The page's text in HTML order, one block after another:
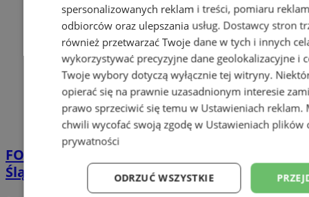
FOTO
Tłumy przed Areną Zabrze. Za nami
Śląska Scena Letnia z gwiazdami rapu!
spersonalizowanych reklam i treści, pomiaru
odbiorców oraz ulepszania usług. Dostawcy stron
również przetwarzać Twoje dane w tych i innych
wykorzystywać precyzyjne dane geolokalizacyjne i
Twoje wybory dotyczą wyłącznie tej witryny.
opierać się na prawnie uzasadnionym interesie
prawo sprzeciwić się temu w Ustawieniach reklam.
chwili wycofać swoją zgodę w Ustawieniach plików
prywatności
ODRZUĆ WSZYSTKIE